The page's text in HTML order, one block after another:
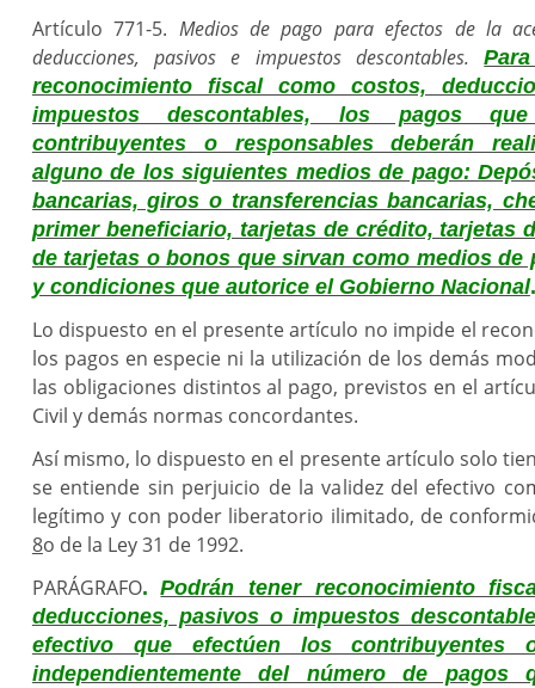
Artículo 771-5. Medios de pago para efectos de la
deducciones, pasivos e impuestos descontables.
reconocimiento fiscal como costos,
impuestos descontables, los pagos
contribuyentes o responsables deberán
alguno de los siguientes medios de pago:
bancarias, giros o transferencias bancarias,
primer beneficiario, tarjetas de crédito, tarjetas
de tarjetas o bonos que sirvan como medios de
y condiciones que autorice el Gobierno Nacional.
Lo dispuesto en el presente artículo no impide el
los pagos en especie ni la utilización de los demás
las obligaciones distintos al pago, previstos en el
Civil y demás normas concordantes.
Así mismo, lo dispuesto en el presente artículo solo
se entiende sin perjuicio de la validez del efectivo
legítimo y con poder liberatorio ilimitado, de
8o de la Ley 31 de 1992.
PARÁGRAFO. Podrán tener reconocimiento
deducciones, pasivos o impuestos
efectivo que efectúen los contribuyentes
independientemente del número de pagos